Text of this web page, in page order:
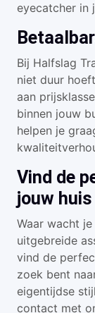
eyecatcher in
Bij Halfslag
niet duur
aan
binnen jouw
helpen je
Vind de
jouw huis
Waar wacht
uitgebreide
vind de
zoek bent
eigentijdse
contact met